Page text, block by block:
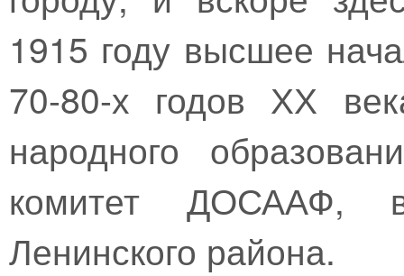
1915 году высшее
70-80-х годов ХХ
народного
комитет ДОСААФ,
Ленинского района.